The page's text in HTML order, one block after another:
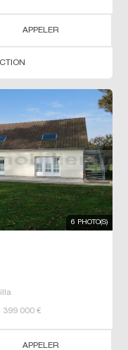
APPELER
6 PHOTO(S)
399 000 €
APPELER